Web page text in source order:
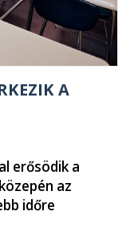
A
erősödik a
az
időre